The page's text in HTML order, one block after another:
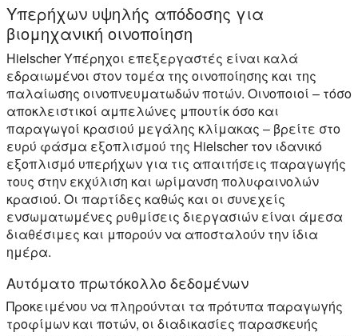
Υπερήχων υψηλής απόδοσης για
βιομηχανική οινοποίηση
Hielscher Υπέρηχοι επεξεργαστές είναι καλά
εδραιωμένοι στον τομέα της οινοποίησης και της
παλαίωσης οινοπνευματωδών ποτών. Οινοποιοί – τόσο
αποκλειστικοί αμπελώνες μπουτίκ όσο και
παραγωγοί κρασιού μεγάλης κλίμακας – βρείτε στο
ευρύ φάσμα εξοπλισμού της Hielscher τον ιδανικό
εξοπλισμό υπερήχων για τις απαιτήσεις παραγωγής
τους στην εκχύλιση και ωρίμανση πολυφαινολών
κρασιού. Οι παρτίδες καθώς και οι συνεχείς
ενσωματωμένες ρυθμίσεις διεργασιών είναι άμεσα
διαθέσιμες και μπορούν να αποσταλούν την ίδια
ημέρα.
Αυτόματο πρωτόκολλο δεδομένων
Προκειμένου να πληρούνται τα πρότυπα παραγωγής
τροφίμων και ποτών, οι διαδικασίες παρασκευής